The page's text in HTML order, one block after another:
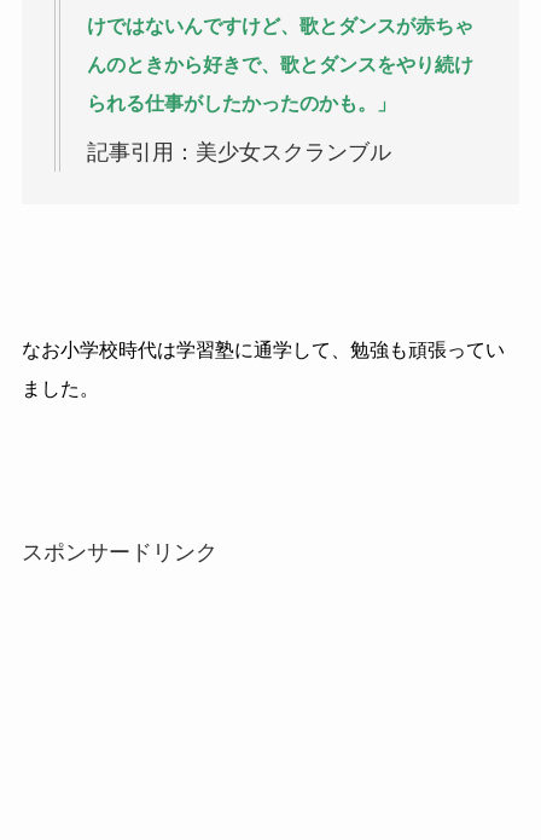
けではないんですけど、歌とダンスが赤ちゃ
んのときから好きで、歌とダンスをやり続け
られる仕事がしたかったのかも。」
記事引用：美少女スクランブル
なお小学校時代は学習塾に通学して、勉強も頑張ってい
ました。
スポンサードリンク